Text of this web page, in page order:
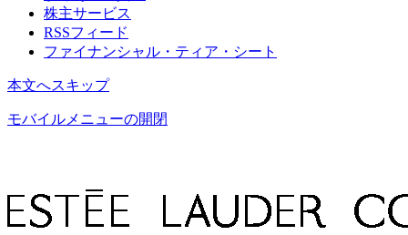
株主サービス
RSSフィード
ファイナンシャル・ティア・シート
本文へスキップ
モバイルメニューの開閉